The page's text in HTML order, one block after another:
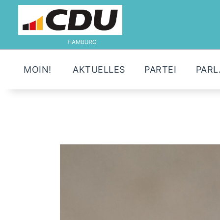
MOIN! AKTUELLES PARTEI